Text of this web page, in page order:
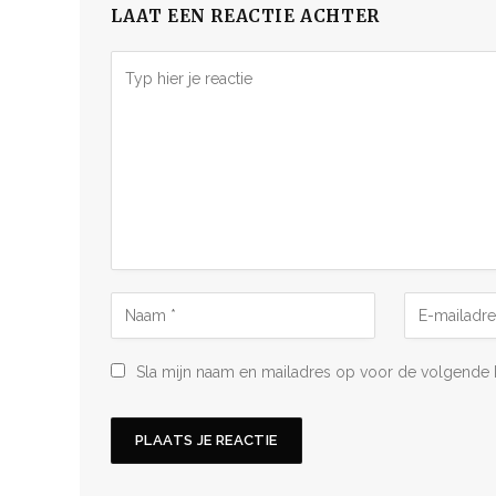
LAAT EEN REACTIE ACHTER
Sla mijn naam en mailadres op voor de volgende